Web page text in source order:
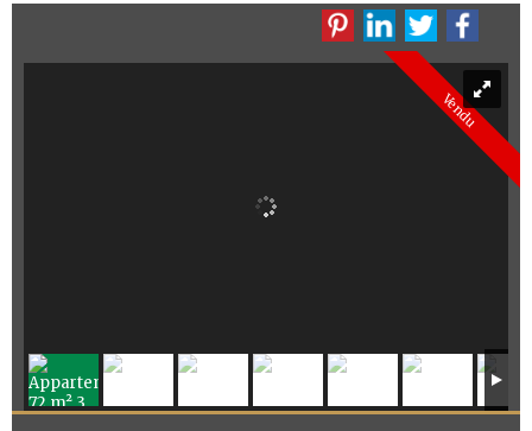
Vendu